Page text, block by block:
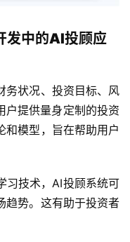
发中的AI投顾应
务状况、投资目标、风
户提供量身定制的投资
和模型，旨在帮助用户
习技术，AI投顾系统可
趋势。这有助于投资者